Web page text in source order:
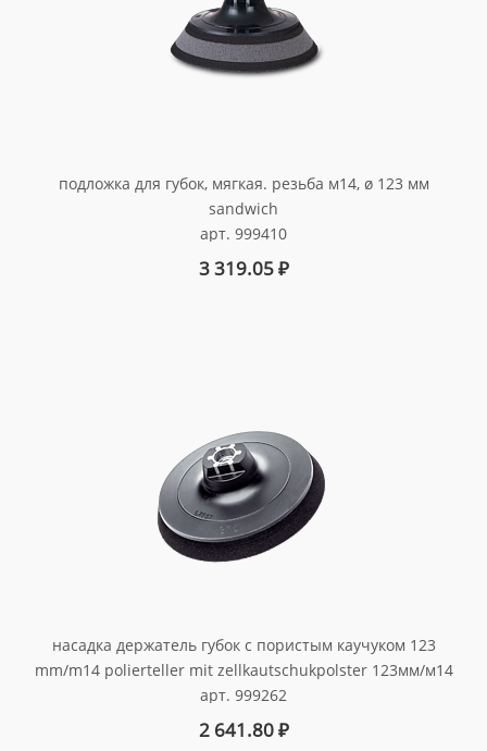
подложка для губок, мягкая. резьба м14, ø 123 мм
sandwich
арт. 999410
3 319.05₽
насадка держатель губок с пористым каучуком 123
mm/m14 polierteller mit zellkautschukpolster 123мм/м14
арт. 999262
2 641.80₽